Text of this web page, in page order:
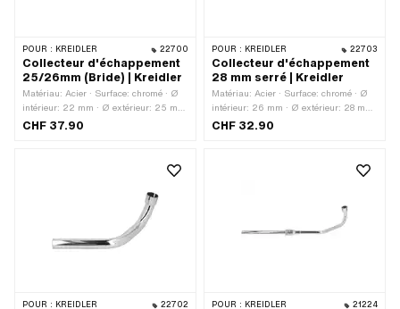
POUR : KREIDLER 22700
Collecteur d'échappement
25/26mm (Bride) | Kreidler
Matériau: Acier · Surface: chromé · Ø
intérieur: 22 mm · Ø extérieur: 25 mm
· Longueur totale: 400 mm · Couleur:
CHF 37.90
POUR : KREIDLER 22703
Collecteur d'échappement
28 mm serré | Kreidler
Matériau: Acier · Surface: chromé · Ø
intérieur: 26 mm · Ø extérieur: 28 mm
· Couleur: Chrome · Type de fixation:
CHF 32.90
POUR : KREIDLER 22702 POUR : KREIDLER 21224